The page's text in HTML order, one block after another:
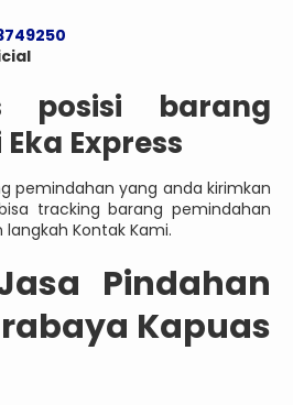
posisi barang
Express
pemindahan yang anda kirimkan
tracking barang pemindahan
Kontak Kami.
Pindahan
Kapuas